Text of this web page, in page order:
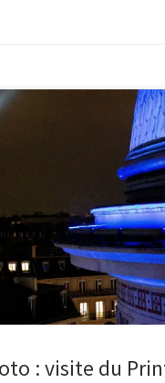
Paris
: visite du